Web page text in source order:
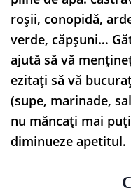
roșii, conopidă,
verde, căpșuni…
ajută să vă
ezitați să vă
(supe, marinade,
nu măncați mai
diminueze apetitul.